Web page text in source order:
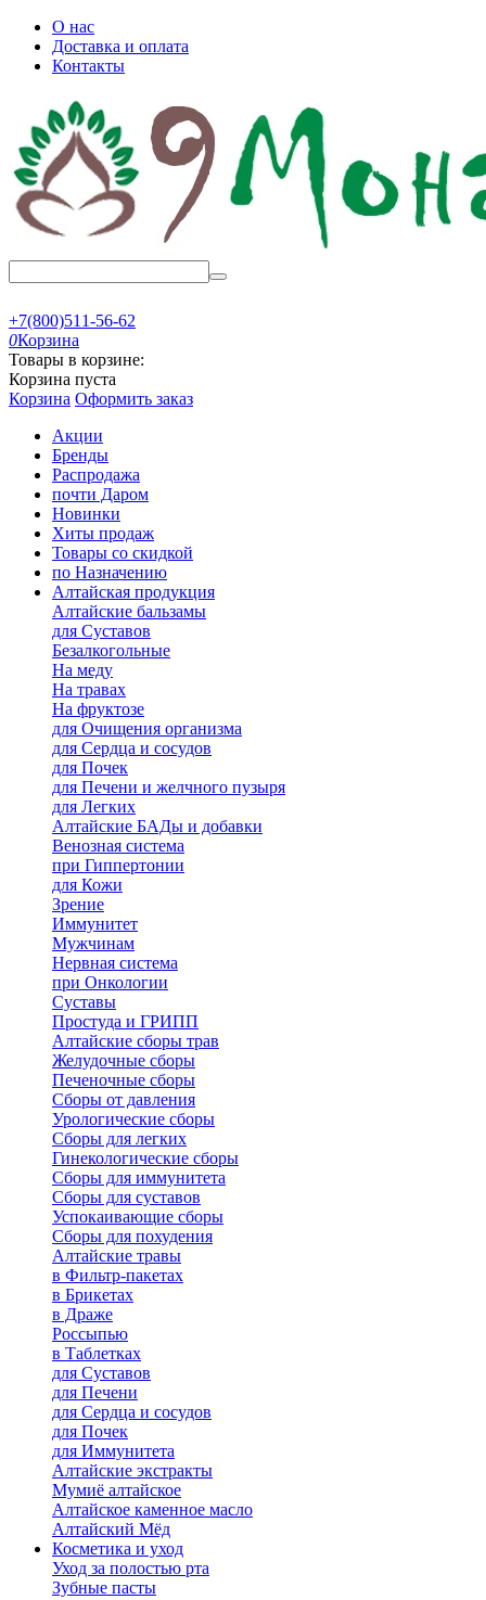
О нас
Доставка и оплата
Контакты
+7(800)511-56-62
0Корзина
Товары в корзине:
Корзина пуста
Корзина Оформить заказ
Акции
Бренды
Распродажа
почти Даром
Новинки
Хиты продаж
Товары со скидкой
по Назначению
Алтайская продукция
Алтайские бальзамы
для Суставов
Безалкогольные
На меду
На травах
На фруктозе
для Очищения организма
для Сердца и сосудов
для Почек
для Печени и желчного пузыря
для Легких
Алтайские БАДы и добавки
Венозная система
при Гиппертонии
для Кожи
Зрение
Иммунитет
Мужчинам
Нервная система
при Онкологии
Суставы
Простуда и ГРИПП
Алтайские сборы трав
Желудочные сборы
Печеночные сборы
Сборы от давления
Урологические сборы
Сборы для легких
Гинекологические сборы
Сборы для иммунитета
Сборы для суставов
Успокаивающие сборы
Сборы для похудения
Алтайские травы
в Фильтр-пакетах
в Брикетах
в Драже
Россыпью
в Таблетках
для Cуставов
для Печени
для Сердца и сосудов
для Почек
для Иммунитета
Алтайские экстракты
Мумиё алтайское
Алтайское каменное масло
Алтайский Мёд
Косметика и уход
Уход за полостью рта
Зубные пасты